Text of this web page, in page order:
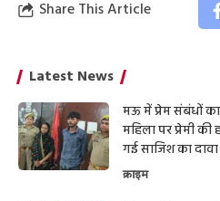
Share This Article
Latest News
मऊ में प्रेम संबंधों
महिला पर प्रेमी
गई साजिश का दावा
क्राइम